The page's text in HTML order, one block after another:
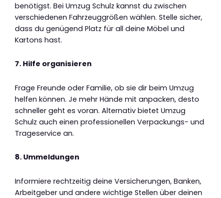
benötigst. Bei Umzug Schulz kannst du zwischen
verschiedenen Fahrzeuggrößen wählen. Stelle sicher,
dass du genügend Platz für all deine Möbel und
Kartons hast.
7. Hilfe organisieren
Frage Freunde oder Familie, ob sie dir beim Umzug
helfen können. Je mehr Hände mit anpacken, desto
schneller geht es voran. Alternativ bietet Umzug
Schulz auch einen professionellen Verpackungs- und
Trageservice an.
8. Ummeldungen
Informiere rechtzeitig deine Versicherungen, Banken,
Arbeitgeber und andere wichtige Stellen über deinen